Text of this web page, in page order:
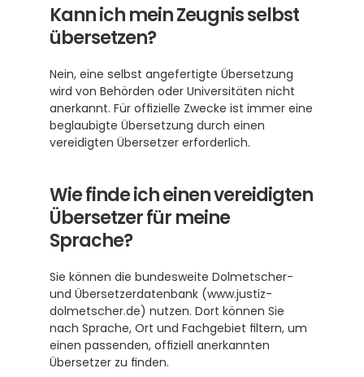
Kann ich mein Zeugnis selbst
übersetzen?
Nein, eine selbst angefertigte Übersetzung
wird von Behörden oder Universitäten nicht
anerkannt. Für offizielle Zwecke ist immer eine
beglaubigte Übersetzung durch einen
vereidigten Übersetzer erforderlich.
Wie finde ich einen vereidigten
Übersetzer für meine
Sprache?
Sie können die bundesweite Dolmetscher-
und Übersetzerdatenbank (www.justiz-
dolmetscher.de) nutzen. Dort können Sie
nach Sprache, Ort und Fachgebiet filtern, um
einen passenden, offiziell anerkannten
Übersetzer zu finden.